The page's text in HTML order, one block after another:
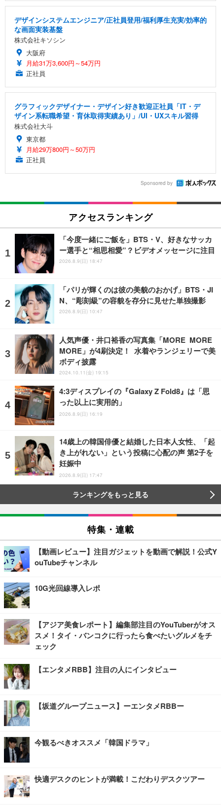
デザインシステムエンジニア/正社員登用/福利厚生充実/効率的
な画面実装基盤
株式会社キソシン
大阪府
月給31万3,600円～54万円
正社員
グラフィックデザイナー・デザイン好き歓迎正社員「IT・デ
ザイン系転職希望・育休取得実績あり」/UI・UXスキル習得
株式会社大斗
東京都
月給29万800円～50万円
正社員
Sponsored by
アクセスランキング
「今度一緒にご飯を」BTS・V、好きなサッカ
ー選手と“相思相愛”？ビデオメッセージに注目
2026.8.9(日) 18:47
「パリが輝くのは彼の美貌のおかげ」BTS・JI
N、“彫刻級”の容貌を存分に見せた単独撮影
2026.8.9(日) 10:47
人気声優・井口裕香の写真集「MORE MORE
MORE」が4刷決定！ 水着やランジェリーで美
ボディ披露
2024.10.11(金) 19:15
4:3ディスプレイの『Galaxy Z Fold8』は「思
った以上に実用的」
2026.8.9(日) 16:19
14歳上の韓国俳優と結婚した日本人女性、「起
き上がれない」という投稿に心配の声 第2子を
妊娠中
2026.8.9(日) 17:47
ランキングをもっと見る
特集・連載
【動画レビュー】注目ガジェットを動画で解説！公式Y
ouTubeチャンネル
10G光回線導入レポ
【アジア美食レポート】編集部注目のYouTuberがオス
スメ！タイ・バンコクに行ったら食べたいグルメをチ
ェック
【エンタメRBB】注目の人にインタビュー
【坂道グループニュース】ーエンタメRBBー
今観るべきオススメ「韓国ドラマ」
快適デスクのヒントが満載！こだわりデスクツアー